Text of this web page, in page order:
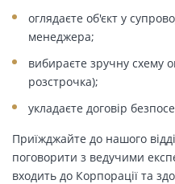
оглядаєте об'єкт у
менеджера;
вибираєте зручну схему
розстрочка);
укладаєте договір
Приїжджайте до нашого
поговорити з ведучими
входить до Корпорації та